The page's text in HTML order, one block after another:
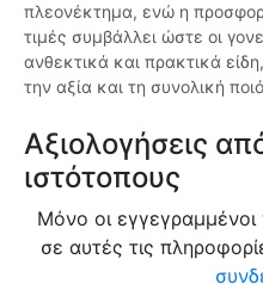
πλεονέκτημα, ενώ η
τιμές συμβάλλει ώστε οι
ανθεκτικά και πρακτικά
την αξία και τη συνολική
Αξιολογήσεις
ιστότοπους
Μόνο οι
σε αυτές τις